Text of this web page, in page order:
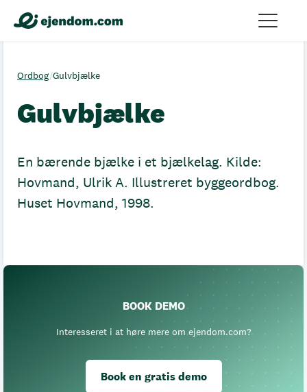
Ordbog/Gulvbjælke
Gulvbjælke
En bærende bjælke i et bjælkelag. Kilde:
Hovmand, Ulrik A. Illustreret byggeordbog.
Huset Hovmand, 1998.
BOOK DEMO
Interesseret i at høre mere om ejendom.com?
Book en gratis demo